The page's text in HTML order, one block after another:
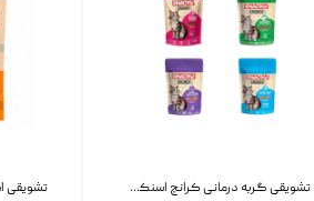
تشویقی گربه درمانی کرانچ اسنکی با طعم میکس Snacky Crunch Cat Treats وزن 60 گرم بسته 4 عددی